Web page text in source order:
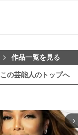
作品一覧を見る
この芸能人のトップへ
arrow_forward_ios